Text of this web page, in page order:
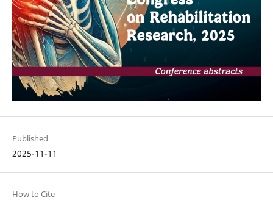
Published
2025-11-11
How to Cite